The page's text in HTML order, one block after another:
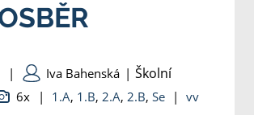
| Iva Bahenská | Školní
6x | 1.A, 1.B, 2.A, 2.B, Se | vv